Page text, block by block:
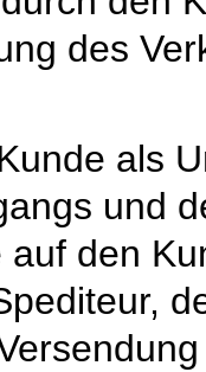
des
als
und
den